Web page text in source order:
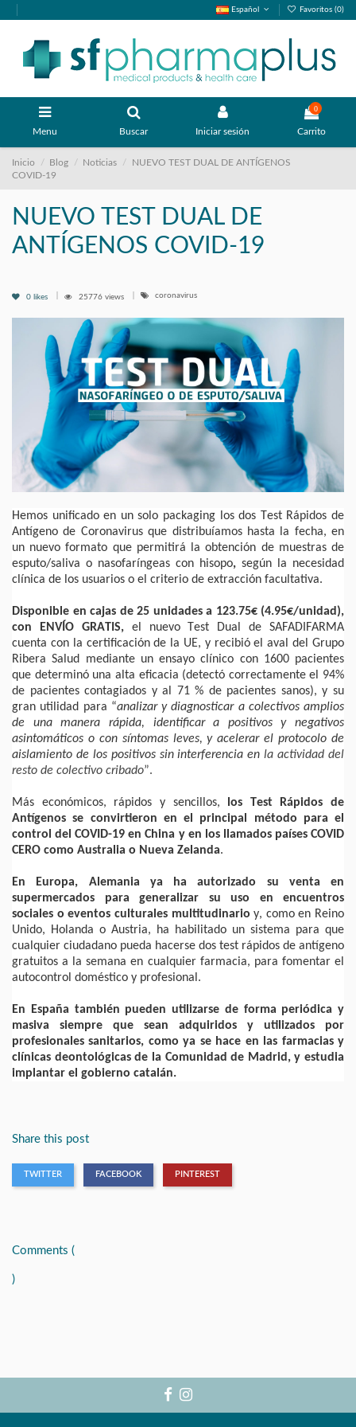
Español Favoritos (0)
Menu Buscar Iniciar sesión
0
Carrito
Inicio Blog Noticias
NUEVO TEST DUAL DE ANTÍGENOS
COVID-19
NUEVO TEST DUAL DE
ANTÍGENOS COVID-19
0 likes 25776 views coronavirus
Hemos unificado en un solo packaging los dos Test Rápidos de
Antígeno de Coronavirus que distribuíamos hasta la fecha, en
un nuevo formato que permitirá la obtención de muestras de
esputo/saliva o nasofaríngeas con hisopo, según la necesidad
clínica de los usuarios o el criterio de extracción facultativa.
Disponible en cajas de 25 unidades a 123.75€ (4.95€/unidad),
con ENVÍO GRATIS,el nuevo Test Dual de SAFADIFARMA
cuenta con la certificación de la UE, y recibió el aval del Grupo
Ribera Salud mediante un ensayo clínico con 1600 pacientes
que determinó una alta eficacia (detectó correctamente el 94%
de pacientes contagiados y al 71 % de pacientes sanos), y su
gran utilidad para “analizar y diagnosticar a colectivos amplios
de una manera rápida, identificar a positivos y negativos
asintomáticos o con síntomas leves, y acelerar el protocolo de
aislamiento de los positivos sin interferencia enla actividad del
resto de colectivo cribado”.
Más económicos, rápidos y sencillos,
los Test Rápidos de
Antígenos se convirtieron en el principal método para el
control del COVID-19 en China y en los llamados países COVID
CERO como Australia o Nueva Zelanda.
En Europa, Alemania ya ha autorizado su venta en
supermercados para generalizar su uso en encuentros
sociales o eventos culturales multitudinarioy, como en Reino
Unido, Holanda o Austria, ha habilitado un sistema para que
cualquier ciudadano pueda hacerse dos test rápidos de antígeno
gratuitos a la semana en cualquier farmacia, para fomentar el
autocontrol doméstico y profesional.
En España también pueden utilizarse de forma periódica y
masiva siempre que sean adquiridos y utilizados por
profesionales sanitarios, como ya se hace en las farmacias y
clínicas deontológicas de la Comunidad de Madrid, y estudia
implantar el gobierno catalán.
Share this post
TWITTER FACEBOOK PINTEREST
Comments (
)